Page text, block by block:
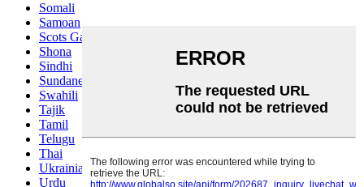
Somali
Samoan
Scots Gaelic
Shona
Sindhi
Sundanese
Swahili
Tajik
Tamil
Telugu
Thai
Ukrainian
Urdu